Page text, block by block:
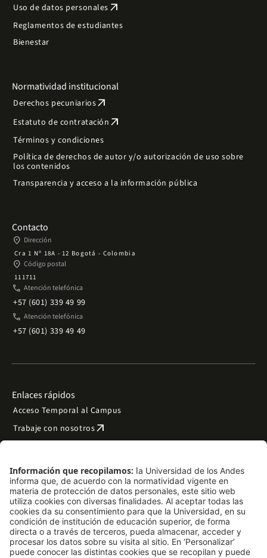
Uso de datos personales arrow_outward
Reglamentos de estudiantes
Bienestar
Normatividad institucional
Derechos pecuniariosarrow_outward
Estatuto de contratación arrow_outward
Términos y condiciones
Política de derechos de autor y/o autorización de uso sobre
los contenidos
Transparencia y acceso a la información pública
Contacto
place Dirección
Cra 1 Nº 18A - 12 Bogotá - Colombia
place Código postal
111711
phone Atención telefónica
+57 (601) 339 49 99
phone Atención telefónica
+57 (601) 339 49 49
Enlaces rápidos
Acceso Temporal al Campus
Trabaje con nosotrosarrow_outward
Preguntas frecuentes
Filantropía y donacionesarrow_outward
Mapa del sitio arrow_outward
Síguenos